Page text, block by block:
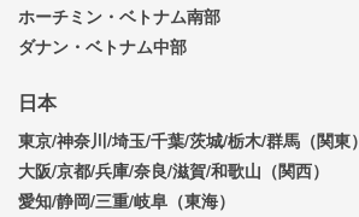
ホーチミン・ベトナム南部
ダナン・ベトナム中部
日本
東京/神奈川/埼玉/千葉/茨城/栃木/群馬（関東）
大阪/京都/兵庫/奈良/滋賀/和歌山（関西）
愛知/静岡/三重/岐阜（東海）